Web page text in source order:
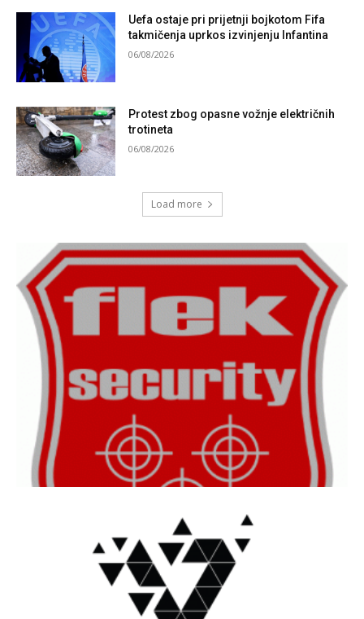
Uefa ostaje pri prijetnji bojkotom Fifa
takmičenja uprkos izvinjenju Infantina
06/08/2026
Protest zbog opasne vožnje električnih
trotineta
06/08/2026
Load more